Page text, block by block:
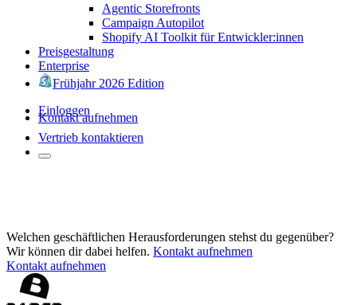
Agentic Storefronts
Campaign Autopilot
Shopify AI Toolkit für Entwickler:innen
Preisgestaltung
Enterprise
Frühjahr 2026 Edition
Einloggen
Kontakt aufnehmen
Vertrieb kontaktieren
Welchen geschäftlichen Herausforderungen stehst du gegenüber?
Wir können dir dabei helfen. Kontakt aufnehmen
Kontakt aufnehmen